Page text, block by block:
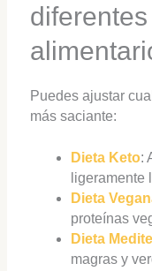
Puedes ajustar
más saciante:
Dieta Keto:
ligeramente
Dieta
proteínas
Dieta
magras y